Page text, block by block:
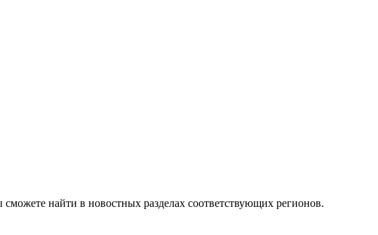
найти в новостных разделах соответствующих регионов.